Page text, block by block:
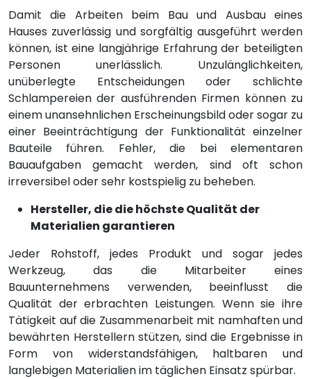
Damit die Arbeiten beim Bau und Ausbau eines
Hauses zuverlässig und sorgfältig ausgeführt werden
können, ist eine langjährige Erfahrung der beteiligten
Personen unerlässlich. Unzulänglichkeiten,
unüberlegte Entscheidungen oder schlichte
Schlampereien der ausführenden Firmen können zu
einem unansehnlichen Erscheinungsbild oder sogar zu
einer Beeinträchtigung der Funktionalität einzelner
Bauteile führen. Fehler, die bei elementaren
Bauaufgaben gemacht werden, sind oft schon
irreversibel oder sehr kostspielig zu beheben.
Hersteller, die die höchste Qualität der
Materialien garantieren
Jeder Rohstoff, jedes Produkt und sogar jedes
Werkzeug, das die Mitarbeiter eines
Bauunternehmens verwenden, beeinflusst die
Qualität der erbrachten Leistungen. Wenn sie ihre
Tätigkeit auf die Zusammenarbeit mit namhaften und
bewährten Herstellern stützen, sind die Ergebnisse in
Form von widerstandsfähigen, haltbaren und
langlebigen Materialien im täglichen Einsatz spürbar.